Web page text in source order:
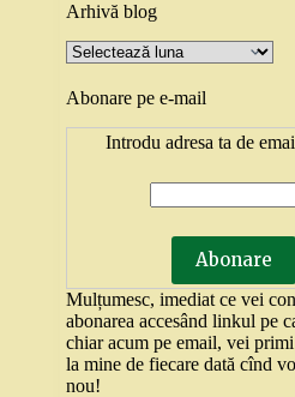
Arhivă blog
Arhivă
blog
Abonare pe e-mail
Introdu adresa ta de
Mulțumesc, imediat ce vei
abonarea accesând linkul pe
chiar acum pe email, vei
la mine de fiecare dată cînd
nou!